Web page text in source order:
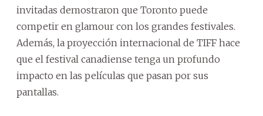
invitadas demostraron que Toronto puede
competir en glamour con los grandes festivales.
Además, la proyección internacional de TIFF hace
que el festival canadiense tenga un profundo
impacto en las películas que pasan por sus
pantallas.